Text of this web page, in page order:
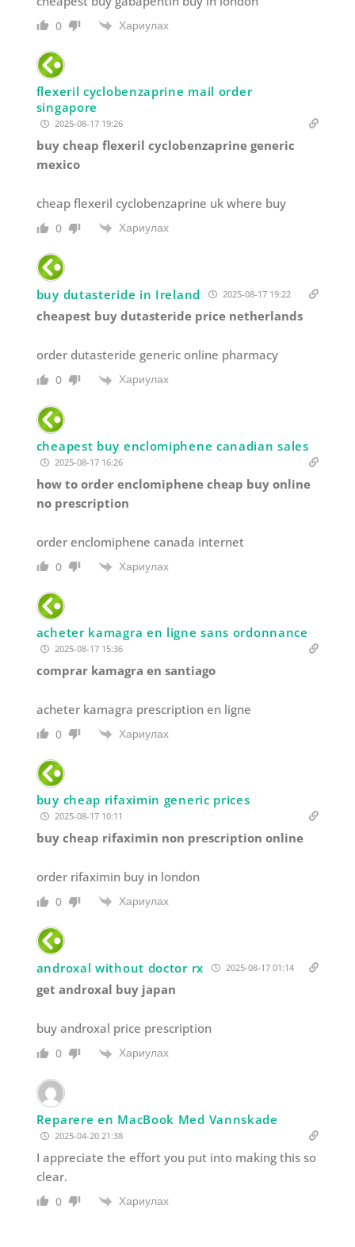
0 Хариулах
flexeril cyclobenzaprine mail order
singapore
2025-08-17 19:26
buy cheap flexeril cyclobenzaprine generic
mexico
cheap flexeril cyclobenzaprine uk where buy
0 Хариулах
buy dutasteride in Ireland 2025-08-17 19:22
cheapest buy dutasteride price netherlands
order dutasteride generic online pharmacy
0 Хариулах
cheapest buy enclomiphene canadian sales
2025-08-17 16:26
how to order enclomiphene cheap buy online
no prescription
order enclomiphene canada internet
0 Хариулах
acheter kamagra en ligne sans ordonnance
2025-08-17 15:36
comprar kamagra en santiago
acheter kamagra prescription en ligne
0 Хариулах
buy cheap rifaximin generic prices
2025-08-17 10:11
buy cheap rifaximin non prescription online
order rifaximin buy in london
0 Хариулах
androxal without doctor rx 2025-08-17 01:14
get androxal buy japan
buy androxal price prescription
0 Хариулах
Reparere en MacBook Med Vannskade
2025-04-20 21:38
I appreciate the effort you put into making this so
clear.
0 Хариулах